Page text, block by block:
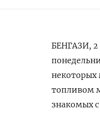
БЕНГАЗИ, 2
некоторых
топливом
знакомых